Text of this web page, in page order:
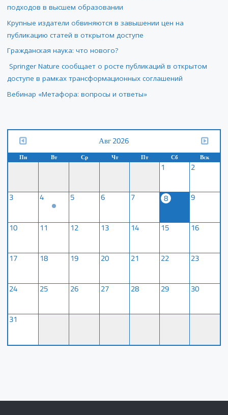
подходов в высшем образовании
Крупные издатели обвиняются в завышении цен на
публикацию статей в открытом доступе
Гражданская наука: что нового?
Springer Nature сообщает о росте публикаций в открытом
доступе в рамках трансформационных соглашений
Вебинар «Метафора: вопросы и ответы»
Авг 2026
Пн Вт Ср Чт Пт Сб Вск
1 2
3 4 5 6 7 8 9
10 11 12 13 14 15 16
17 18 19 20 21 22 23
24 25 26 27 28 29 30
31